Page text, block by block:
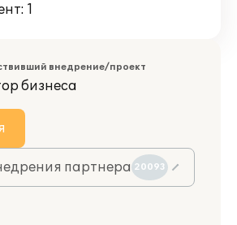
1
внедрение/проект
бизнеса
партнера 20093